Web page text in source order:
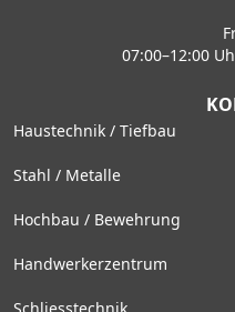
07:00–12:00
Haustechnik / Tiefbau
Stahl / Metalle
Hochbau / Bewehrung
Handwerkerzentrum
Schliesstechnik